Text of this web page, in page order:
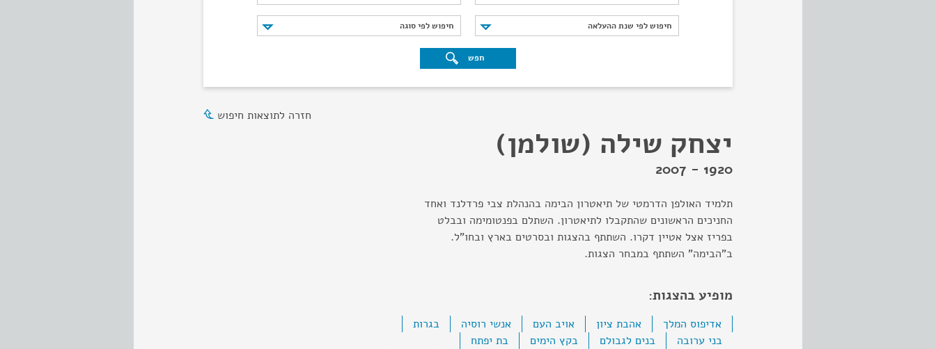
חיפוש לפי שנת ההעלאה
חיפוש לפי שנת ההעלאה חיפוש לפי סוגה
חיפוש לפי סוגה
חפש
חזרה לתוצאות חיפוש
יצחק שילה (שולמן)
1920 - 2007
תלמיד האולפן הדרמטי של תיאטרון הבימה בהנהלת צבי פרדלנד ואחד
החניכים הראשונים שהתקבלו לתיאטרון. השתלם בפנטומימה ובבלט
בפריז אצל אטיין דקרו. השתתף בהצגות ובסרטים בארץ ובחו"ל.
ב"הבימה" השתתף במבחר הצגות.
מופיע בהצגות:
אדיפוס המלך אהבת ציון אויב העם אנשי רוסיה
בגרות
בני ערובה
בנים לגבולם בקץ הימים
בת יפתח